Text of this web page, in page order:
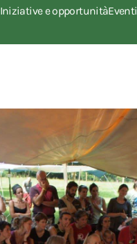
Iniziative e opportunitàEventi